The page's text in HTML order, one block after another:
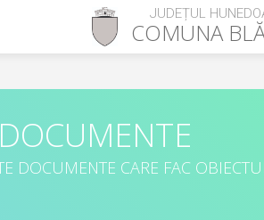
JUDEȚUL
COMUNA
DOCUMENTE CARE FAC